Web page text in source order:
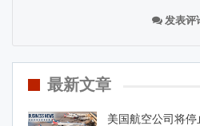
发表评
最新文章
美国航空公司将